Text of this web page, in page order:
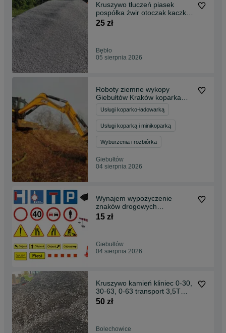
Kruszywo tłuczeń piasek
pospółka żwir otoczak kaczka
transport Kraków
25 zł
Bębło
05 sierpnia 2026
Roboty ziemne wykopy
Giebułtów Kraków koparka
Usługi koparko-ładowarką
Usługi koparką i minikoparką
Wyburzenia i rozbiórka
Giebułtów
04 sierpnia 2026
Wynajem wypożyczenie
znaków drogowych
oznakowania budowlanego
15 zł
Giebułtów
04 sierpnia 2026
Kruszywo kamień kliniec 0-30,
30-63, 0-63 transport 3,5T
19T Kraków
50 zł
Bolechowice